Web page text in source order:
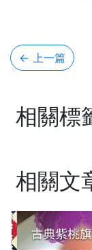
← 上一篇
相關標
相關文